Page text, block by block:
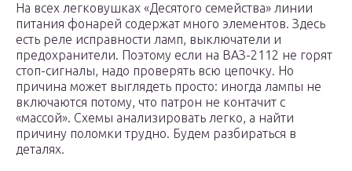
На всех легковушках «Десятого семейства» линии
питания фонарей содержат много элементов. Здесь
есть реле исправности ламп, выключатели и
предохранители. Поэтому если на ВАЗ-2112 не горят
стоп-сигналы, надо проверять всю цепочку. Но
причина может выглядеть просто: иногда лампы не
включаются потому, что патрон не контачит с
«массой». Схемы анализировать легко, а найти
причину поломки трудно. Будем разбираться в
деталях.